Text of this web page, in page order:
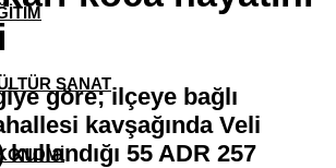
SANAT
göre; ilçeye bağlı
kavşağında Veli
kullandığı 55 ADR 257